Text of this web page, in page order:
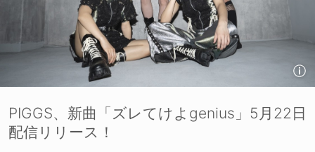
PIGGS、新曲「ズレてけよgenius」5月22日
配信リリース！